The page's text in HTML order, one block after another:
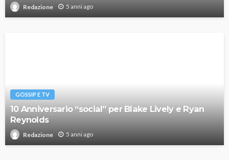
Redazione 5 anni ago
GOSSIP E TV
10 Anniversario “social” per Blake Lively e Ryan
Reynolds
Redazione 5 anni ago